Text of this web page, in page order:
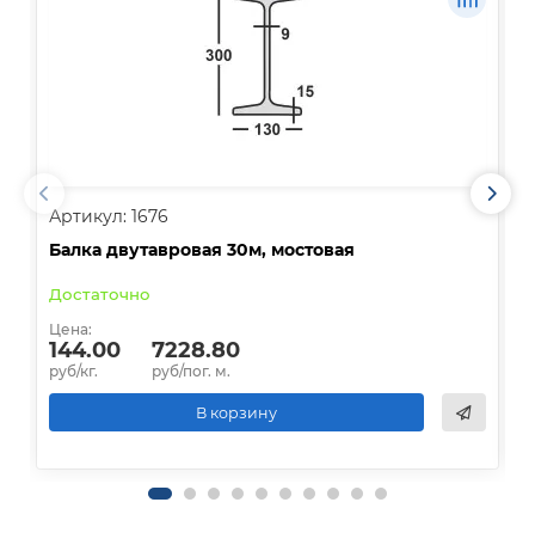
Артикул: 1676
Балка двутавровая 30м, мостовая
Достаточно
Цена:
144.00
руб/кг.
7228.80
руб/пог. м.
В корзину